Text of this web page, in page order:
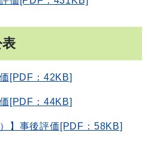
[PDF：42KB]
[PDF：44KB]
】事後評価[PDF：58KB]